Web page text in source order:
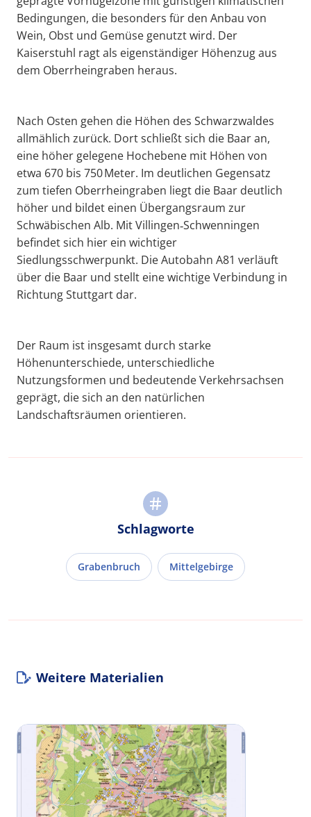
Bedingungen, die besonders für den Anbau von
Wein, Obst und Gemüse genutzt wird. Der
Kaiserstuhl ragt als eigenständiger Höhenzug aus
dem Oberrheingraben heraus.
Nach Osten gehen die Höhen des Schwarzwaldes
allmählich zurück. Dort schließt sich die Baar an,
eine höher gelegene Hochebene mit Höhen von
etwa 670 bis 750 Meter. Im deutlichen Gegensatz
zum tiefen Oberrheingraben liegt die Baar deutlich
höher und bildet einen Übergangsraum zur
Schwäbischen Alb. Mit Villingen‑Schwenningen
befindet sich hier ein wichtiger
Siedlungsschwerpunkt. Die Autobahn A81 verläuft
über die Baar und stellt eine wichtige Verbindung in
Richtung Stuttgart dar.
Der Raum ist insgesamt durch starke
Höhenunterschiede, unterschiedliche
Nutzungsformen und bedeutende Verkehrsachsen
geprägt, die sich an den natürlichen
Landschaftsräumen orientieren.
Schlagworte
Grabenbruch Mittelgebirge
Weitere Materialien